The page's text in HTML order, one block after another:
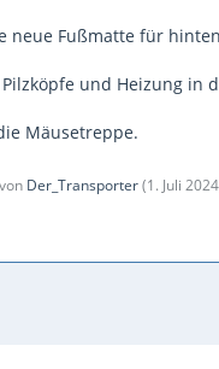
neue Fußmatte für
und Heizung in
Mäusetreppe.
Der_Transporter(1. Juli 2024